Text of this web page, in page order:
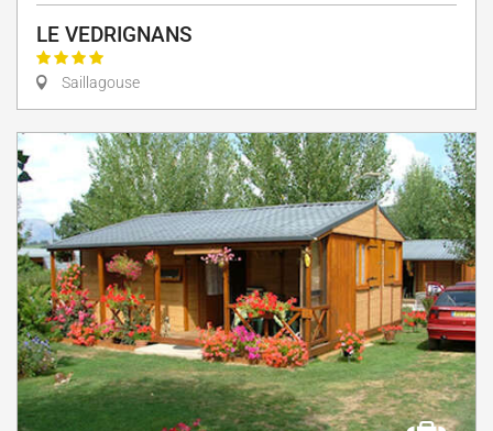
LE VEDRIGNANS
Saillagouse